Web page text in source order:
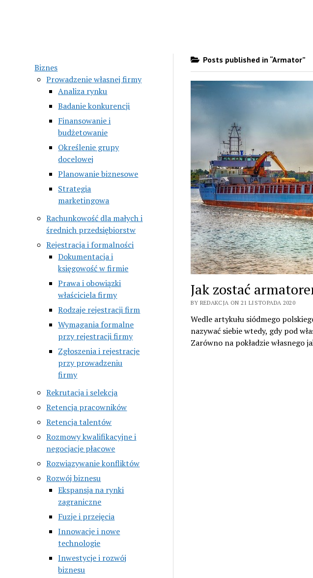
Biznes
Prowadzenie własnej firmy
Analiza rynku
Badanie konkurencji
Finansowanie i
budżetowanie
Określenie grupy
docelowej
Planowanie biznesowe
Strategia
marketingowa
Rachunkowość dla małych i
średnich przedsiębiorstw
Rejestracja i formalności
Dokumentacja i
księgowość w firmie
Prawa i obowiązki
właściciela firmy
Rodzaje rejestracji firm
Wymagania formalne
przy rejestracji firmy
Zgłoszenia i rejestracje
przy prowadzeniu
firmy
Rekrutacja i selekcja
Retencja pracowników
Retencja talentów
Rozmowy kwalifikacyjne i
negocjacje płacowe
Rozwiązywanie konfliktów
Rozwój biznesu
Ekspansja na rynki
zagraniczne
Fuzje i przejęcia
Innowacje i nowe
technologie
Inwestycje i rozwój
biznesu
Posts published in “Armator”
Jak zostać
BY REDAKCJA ON 21 LISTOPADA 2020
Wedle artykułu siódmego
nazywać siebie wtedy, gdy pod
Zarówno na pokładzie własnego